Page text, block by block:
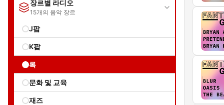
장르별 라디오
15개의 음악 장르
J팝
K팝
록
문화 및 교육
재즈